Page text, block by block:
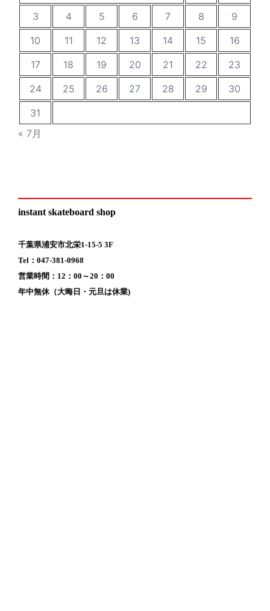
3
4 5 6 7 8
9
10
11 12 13 14 15
16
17
18 19 20 21 22
23
24
25 26 27 28 29
30
31
« 7月
instant skateboard shop
千葉県浦安市北栄1-15-5 3F
Tel：047-381-0968
営業時間：12：00～20：00
年中無休（大晦日・元旦は休業)